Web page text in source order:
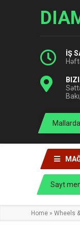
İŞ
Sayt
Home » Wheels